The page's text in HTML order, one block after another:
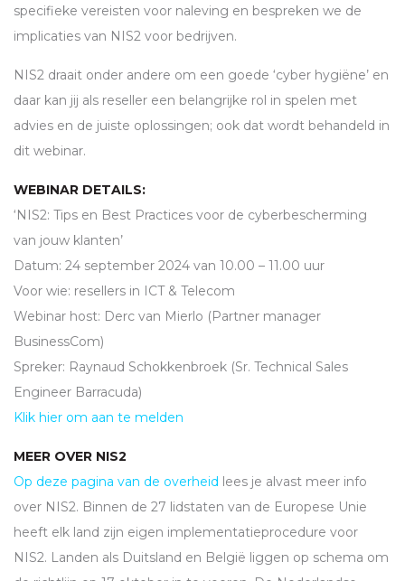
specifieke vereisten voor naleving en bespreken we de
implicaties van NIS2 voor bedrijven.
NIS2 draait onder andere om een goede ‘cyber hygiëne’ en
daar kan jij als reseller een belangrijke rol in spelen met
advies en de juiste oplossingen; ook dat wordt behandeld in
dit webinar.
WEBINAR DETAILS:
‘NIS2: Tips en Best Practices voor de cyberbescherming
van jouw klanten’
Datum: 24 september 2024 van 10.00 – 11.00 uur
Voor wie: resellers in ICT& Telecom
Webinar host: Derc van Mierlo (Partner manager
BusinessCom)
Spreker: Raynaud Schokkenbroek (Sr. Technical Sales
Engineer Barracuda)
Klik hier om aan te melden
MEER OVER NIS2
Op deze pagina van de overheid lees je alvast meer info
over NIS2. Binnen de 27 lidstaten van de Europese Unie
heeft elk land zijn eigen implementatieprocedure voor
NIS2. Landen als Duitsland en België liggen op schema om